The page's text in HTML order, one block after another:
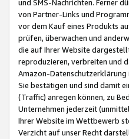
und SMS-Nachrichten. Ferner
von Partner-Links und
vor dem Kauf eines Produkts
prüfen, überwachen und
die auf Ihrer Website
reproduzieren, verbreiten und
Amazon-Datenschutzerklärung
Sie bestätigen und sind damit
(Traffic) anregen können, zu
Unternehmen jederzeit
Ihrer Website im Wettbewerb
Verzicht auf unser Recht